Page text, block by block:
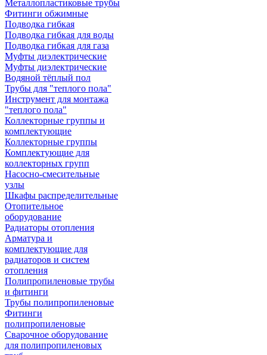
Металлопластиковые трубы
Фитинги обжимные
Подводка гибкая
Подводка гибкая для воды
Подводка гибкая для газа
Муфты диэлектрические
Муфты диэлектрические
Водяной тёплый пол
Трубы для "теплого пола"
Инструмент для монтажа
"теплого пола"
Коллекторные группы и
комплектующие
Коллекторные группы
Комплектующие для
коллекторных групп
Насосно-смесительные
узлы
Шкафы распределительные
Отопительное
оборудование
Радиаторы отопления
Арматура и
комплектующие для
радиаторов и систем
отопления
Полипропиленовые трубы
и фитинги
Трубы полипропиленовые
Фитинги
полипропиленовые
Сварочное оборудование
для полипропиленовых